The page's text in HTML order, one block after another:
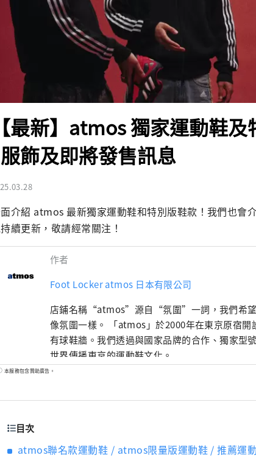
【最新】atmos 獨家運動鞋
飾及即將發售訊息
介紹 atmos 最新獨家運動鞋和特別版鞋款！我們也會
續更新，敬請經常關注！
作者
Foot Locker atmos 日本有限公司
店鋪名稱“atmos”源自“氛圍”一詞，我們希望
像氛圍一樣。 「atmos」於2000年在東京原宿
有球鞋牆。我們透過與國家品牌的合作、獨家型
世界傳播東京的運動鞋文化。
本服務包含贊助廣告。
目次
atmos聯名款運動鞋 / atmos限量版運動鞋 / 推薦運